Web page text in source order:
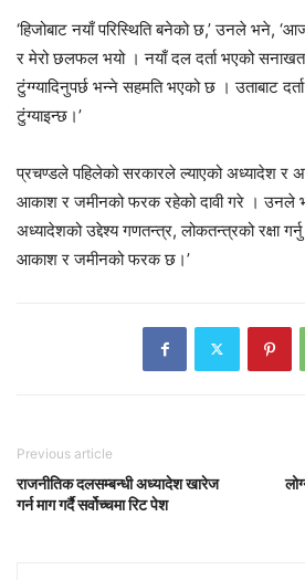
‘हिजोबाट नयाँ परिस्थिति बनेको छ,’ उनले भने,
र मेरो छलफल भयो । नयाँ दल दर्ता भएको सनाखत
टुंग्ग्यादिनुपर्छ भन्ने सहमति भएको छ । उताबाट
टुंग्याइन्छ।’
प्रचण्डले पहिलेको सरकारले ल्याएको अध्यादेश र
आकाश र जमीनको फरक रहेको दावी गरे । उनले
अध्यादेशको उद्देश्य गणतन्त्र, लोकतन्त्रको रक्षा
आकाश र जमीनको फरक छ।’
Previous article
राजनीतिक दलसम्बन्धी अध्यादेश खारेज
गर्न माग गर्दै सर्वोच्चमा रिट पेश